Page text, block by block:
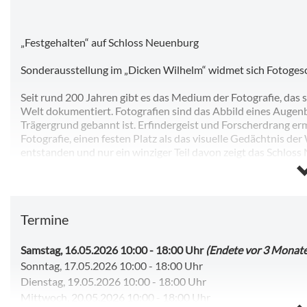
„Festgehalten“ auf Schloss Neuenburg
Sonderausstellung im „Dicken Wilhelm“ widmet sich
Seit rund 200 Jahren gibt es das Medium der Fotografie,
Welt dokumentiert. Fotografien sind das Abbild eines
Trägergrund gebannt ist. Erfindergeist und Forscherdrang
Fotografie, einen festen Platz als das visuelle Gedächtnis
entstanden und nur ein winziger Teil davon zeigt das
Die Ausstellung „Festgehalten. Historische Fotografien
historischen Fotos und geht den Geschichten rund um Stadt
nicht nur die Menschen der Region, sondern hielt zahlreiche
geprägt wurde von den Freyburgerinnen und Freyburgern,
Interessen nachgingen.
„Festgehalten“ präsentiert um die 100 ausgewählte
Jahrhundert, die sich in der Sammlung und dem Archiv des
kulturhistorische Objekte aus allen Lebensbereichen der
Termine
Samstag, 16.05.2026 10:00- 18:00 Uhr(Endete vor 3
Sonntag, 17.05.2026 10:00- 18:00 Uhr
Dienstag, 19.05.2026 10:00 - 18:00 Uhr
Mittwoch, 20.05.2026 10:00
18:00 Uhr